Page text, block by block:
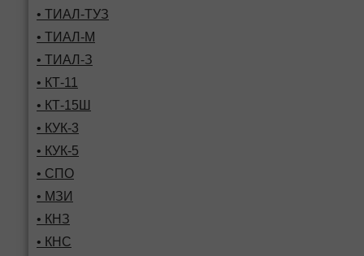
• ТИАЛ-ТУЗ
• ТИАЛ-М
• ТИАЛ-З
• КТ-11
• КТ-15Ш
• КУК-3
• КУК-5
• СПО
• МЗИ
• КНЗ
• КНС